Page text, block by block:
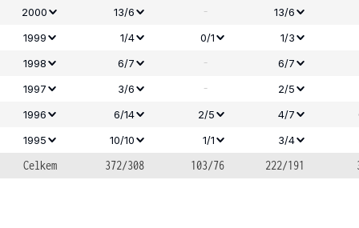
2000
13/6 -
13/6
1999
1/4 0/1
1/3
1998
6/7 -
6/7
1997
3/6 -
2/5
1996
6/14 2/5 4/7
1995
10/10 1/1 3/4
Celkem 372/308 103/76 222/191